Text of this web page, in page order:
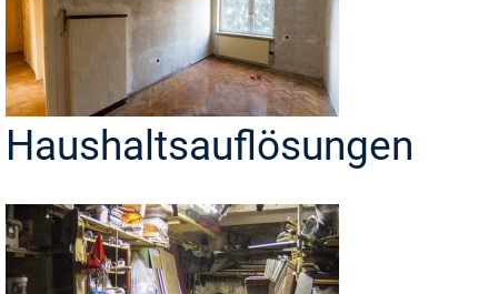
Haushaltsauflösungen